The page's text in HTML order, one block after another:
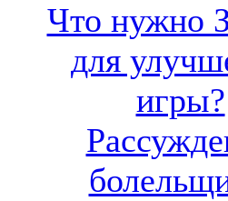
Что нужно
для
игры?